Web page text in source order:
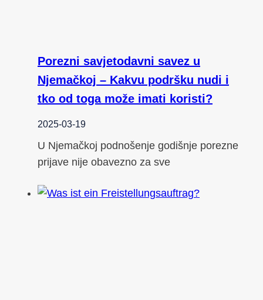
Porezni savjetodavni savez u
Njemačkoj – Kakvu podršku nudi i
tko od toga može imati koristi?
2025-03-19
U Njemačkoj podnošenje godišnje porezne
prijave nije obavezno za sve